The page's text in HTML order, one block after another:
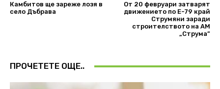
Камбитов ще зареже лозя в
село Дъбрава
От 20 февруари затварят
движението по Е-79 край
Струмяни заради
строителството на АМ
„Струма”
ПРОЧЕТЕТЕ ОЩЕ..